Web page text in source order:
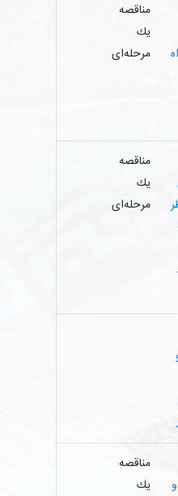
مناقصه
یك
مرحله‌ای
مناقصه
یك
مرحله‌ای
مناقصه
یك